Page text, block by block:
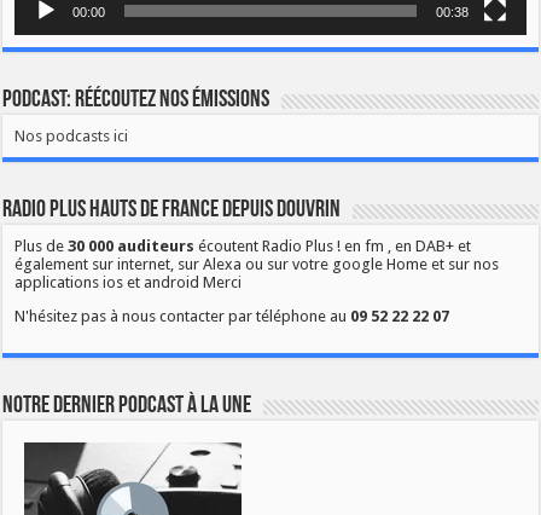
00:00 00:38
Podcast: Réécoutez nos émissions
Nos podcasts ici
Radio Plus Hauts de France depuis Douvrin
Plus de30 000 auditeurs écoutent Radio Plus ! en fm , en DAB+ et
également sur internet, sur Alexa ou sur votre google Home et sur nos
applications ios et android Merci
N'hésitez pas à nous contacter par téléphone au 09 52 22 22 07
Notre dernier podcast à la une